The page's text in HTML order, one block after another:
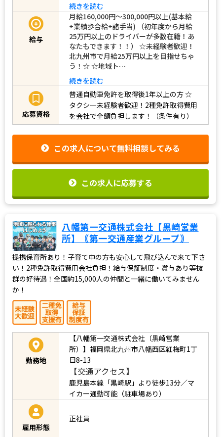
続きを読む
給与
月給160,000円～300,000円以上(基本給
+業績歩合給+諸手当) （初年度から月給
25万円以上のドライバーが多数在籍！あ
なたもできます！！） ☆未経験者歓迎！
北九州市で月給25万円以上を目指せちゃ
う！☆ ☆地域ト…
続きを読む
応募資格
普通自動車免許を取得後1年以上の方☆
タクシー未経験者歓迎！2種免許取得費用
を会社で全額負担します！（条件有り）
この求人について無料相談してみる
この求人に応募する
八幡第一交通株式会社【黒崎営業
所】｟第一交通産業グループ｠
提携保育所あり！子育て中の方も安心して飛び込んで来て下さ
い！2種免許取得費用会社負担！給与保証制度・賞与あり等抜
群の好待遇！全国約15,000人の仲間と一緒に働いてみません
か！
勤務地
【八幡第一交通株式会社（黒崎営業
所）】福岡県北九州市八幡西区紅梅町1丁
目8-13
【交通アクセス】
鹿児島本線「黒崎駅」より徒歩13分／マ
イカー通勤可能（駐車場あり）
雇用形態
正社員